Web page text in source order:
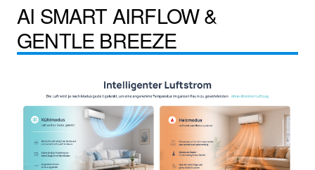
AI SMART AIRFLOW &
GENTLE BREEZE